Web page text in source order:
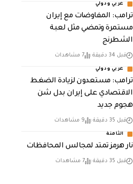
عربي ودولي
‏ترامب: المفاوضات مع إيران
مستمرة وتمضي مثل لعبة
الشطرنج
قبل 34 دقيقة 7 مشاهدات
عربي ودولي
‏ترامب: مستعدون لزيادة الضغط
الاقتصادي على إيران بدل شن
هجوم جديد
قبل 35 دقيقة 9 مشاهدات
الثامنة
نار هرمز تمتد لمجالس المحافظات
قبل 35 دقيقة 7 مشاهدات